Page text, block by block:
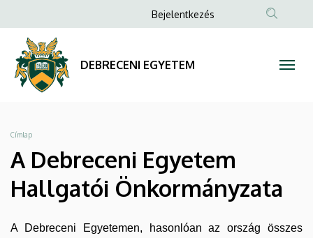
Debreceni
Egyetem
Hallgatói
Önkormányzata
DEBRECENI
a
tartalomra
Anonim
menüje
Bejelentkezés
DEBRECENI EGYETEM
Morzsa
Címlap
A Debreceni Egyetem
Hallgatói Önkormányzata
A Debreceni Egyetemen, hasonlóan az ország összes